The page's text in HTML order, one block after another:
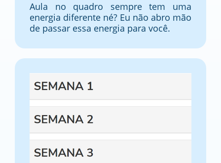
Aula no quadro sempre tem uma
energia diferente né? Eu não abro mão
de passar essa energia para você.